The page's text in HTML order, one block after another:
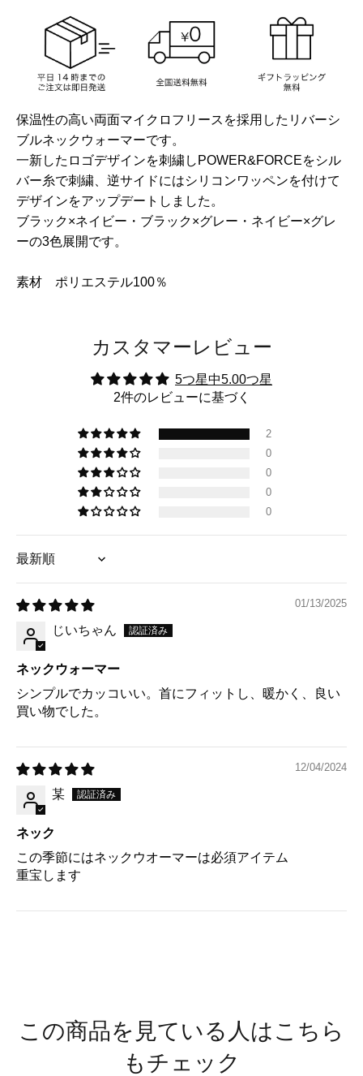
保温性の高い両面マイクロフリースを採用したリバーシ
ブルネックウォーマーです。
一新したロゴデザインを刺繍しPOWER&FORCEをシル
バー糸で刺繍、逆サイドにはシリコンワッペンを付けて
デザインをアップデートしました。
ブラック×ネイビー・ブラック×グレー・ネイビー×グレ
ーの3色展開です。
素材 ポリエステル100％
カスタマーレビュー
5つ星中5.00つ星
2件のレビューに基づく
2
0
0
0
0
Sort by
01/13/2025
じいちゃん
ネックウォーマー
シンプルでカッコいい。首にフィットし、暖かく、良い
買い物でした。
12/04/2024
某
ネック
この季節にはネックウオーマーは必須アイテム
重宝します
この商品を見ている人はこちら
もチェック